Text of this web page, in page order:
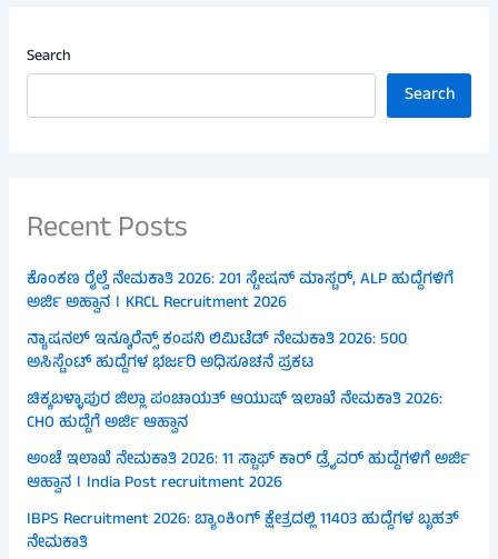
Search
Search
Recent Posts
ಕೊಂಕಣ ರೈಲ್ವೆ ನೇಮಕಾತಿ 2026: 201 ಸ್ಟೇಷನ್ ಮಾಸ್ಟರ್, ALP ಹುದ್ದೆಗಳಿಗೆ
ಅರ್ಜಿ ಅಹ್ವಾನ । KRCL Recruitment 2026
ನ್ಯಾಷನಲ್ ಇನ್ಶೂರೆನ್ಸ್ ಕಂಪನಿ ಲಿಮಿಟೆಡ್ ನೇಮಕಾತಿ 2026: 500
ಅಸಿಸ್ಟೆಂಟ್ ಹುದ್ದೆಗಳ ಭರ್ಜರಿ ಅಧಿಸೂಚನೆ ಪ್ರಕಟ
ಚಿಕ್ಕಬಳ್ಳಾಪುರ ಜಿಲ್ಲಾ ಪಂಚಾಯತ್ ಆಯುಷ್ ಇಲಾಖೆ ನೇಮಕಾತಿ 2026:
CHO ಹುದ್ದೆಗೆ ಅರ್ಜಿ ಆಹ್ವಾನ
ಅಂಚೆ ಇಲಾಖೆ ನೇಮಕಾತಿ 2026: 11 ಸ್ಟಾಫ್ ಕಾರ್ ಡ್ರೈವರ್ ಹುದ್ದೆಗಳಿಗೆ ಅರ್ಜಿ
ಆಹ್ವಾನ । India Post recruitment 2026
IBPS Recruitment 2026: ಬ್ಯಾಂಕಿಂಗ್ ಕ್ಷೇತ್ರದಲ್ಲಿ 11403 ಹುದ್ದೆಗಳ ಬೃಹತ್
ನೇಮಕಾತಿ